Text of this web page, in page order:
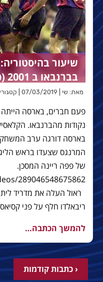
בברנבאו ב 2001 (כולל תקציר בעברית)
מאת: שי | 07/03/2019 | קטגוריה:
פעם חברים, בארסה הייתה
בארסה דורגה ערב
המרנגס שצעדו בראש
של פפה ריינה המסכן.
ריבאלדו חלף על פני
להמשך הכתבה…
‹ כתבות קודמות